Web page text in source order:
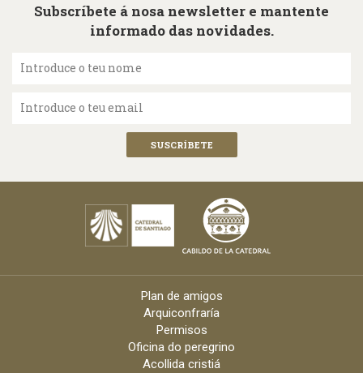
Subscríbete á nosa newsletter e mantente
informado das novidades.
Introduce o teu nome
Introduce o teu email
Plan de amigos
Arquiconfraría
Permisos
Oficina do peregrino
Acollida cristiá